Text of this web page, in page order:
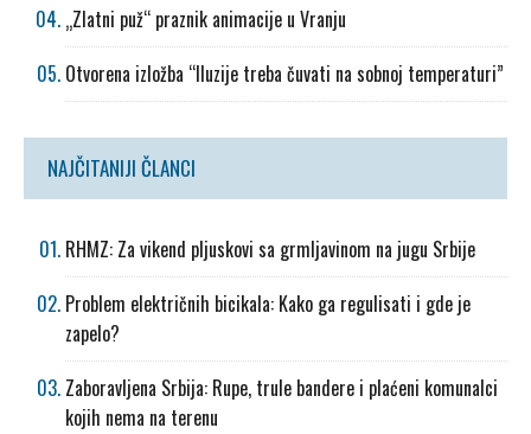
„Zlatni puž“ praznik animacije u Vranju
Otvorena izložba “Iluzije treba čuvati na sobnoj temperaturi”
NAJČITANIJI ČLANCI
RHMZ: Za vikend pljuskovi sa grmljavinom na jugu Srbije
Problem električnih bicikala: Kako ga regulisati i gde je
zapelo?
Zaboravljena Srbija: Rupe, trule bandere i plaćeni komunalci
kojih nema na terenu